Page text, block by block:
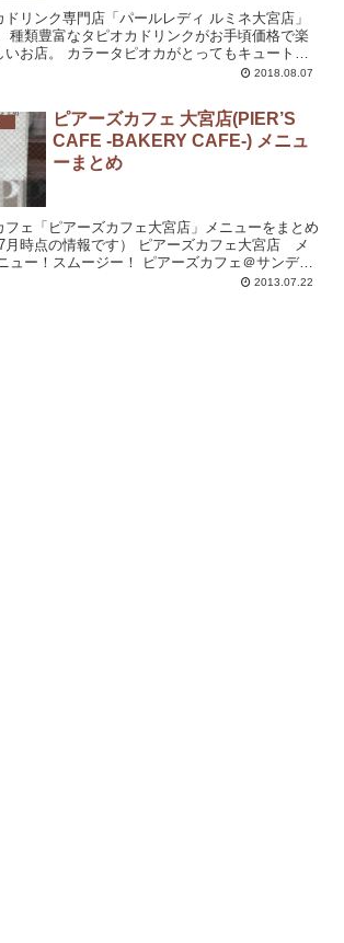
リンク専門店「パールレディ ルミネ大宮店」
種類豊富なタピオカドリンクがお手頃価格で楽
いお店。 カラータピオカがとってもキュートで
2018.08.07
ピアーズカフェ 大宮店(PIER’S
CAFE -BAKERY CAFE-) メニュ
ーまとめ
フェ「ピアーズカフェ大宮店」メニューをまとめ
月時点の情報です） ピアーズカフェ大宮店 メ
ュー！スムージー！ ピアーズカフェ＠サンデ
2013.07.22